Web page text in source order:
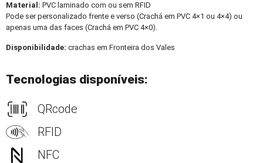
Material: PVC laminado com ou sem RFID
Pode ser personalizado frente e verso (Crachá em PVC 4×1 ou 4×4) ou
apenas uma das faces (Crachá em PVC 4×0).
Disponibilidade: crachas em Fronteira dos Vales
Tecnologias disponíveis:
QRcode
RFID
NFC